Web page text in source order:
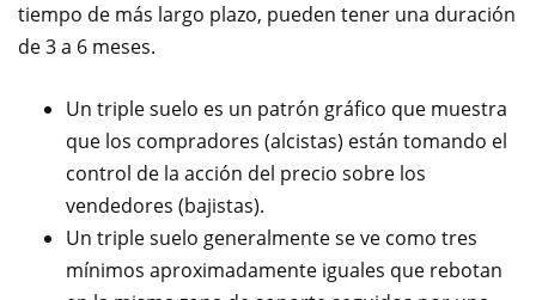
tiempo de más largo plazo, pueden tener una duración
de 3 a 6 meses.
Un triple suelo es un patrón gráfico que muestra
que los compradores (alcistas) están tomando el
control de la acción del precio sobre los
vendedores (bajistas).
Un triple suelo generalmente se ve como tres
mínimos aproximadamente iguales que rebotan